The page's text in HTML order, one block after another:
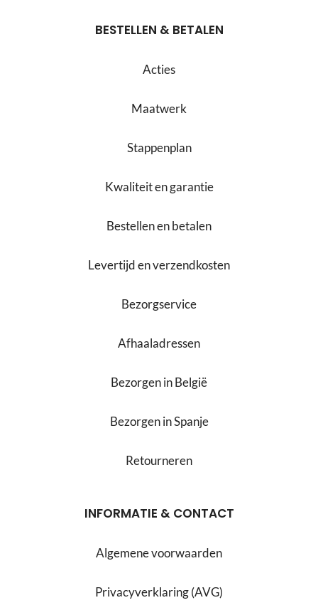
BESTELLEN & BETALEN
Acties
Maatwerk
Stappenplan
Kwaliteit en garantie
Bestellen en betalen
Levertijd en verzendkosten
Bezorgservice
Afhaaladressen
Bezorgen in België
Bezorgen in Spanje
Retourneren
INFORMATIE & CONTACT
Algemene voorwaarden
Privacyverklaring (AVG)